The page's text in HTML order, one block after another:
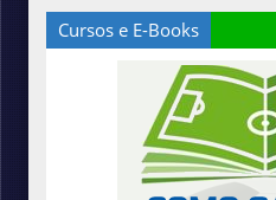
Cursos e E-Books